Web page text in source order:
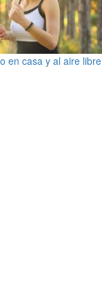
en casa y al aire libre